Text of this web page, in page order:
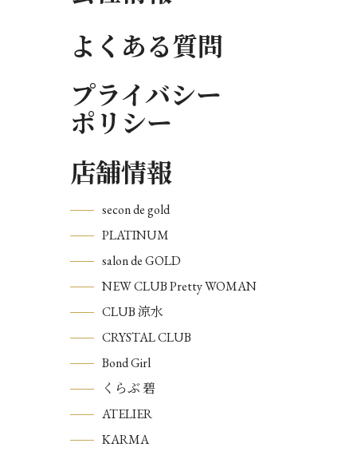
よくある質問
プライバシー
ポリシー
店舗情報
secon de gold
PLATINUM
salon de GOLD
NEW CLUB Pretty WOMAN
CLUB 涼水
CRYSTAL CLUB
Bond Girl
くらぶ 碧
ATELIER
KARMA